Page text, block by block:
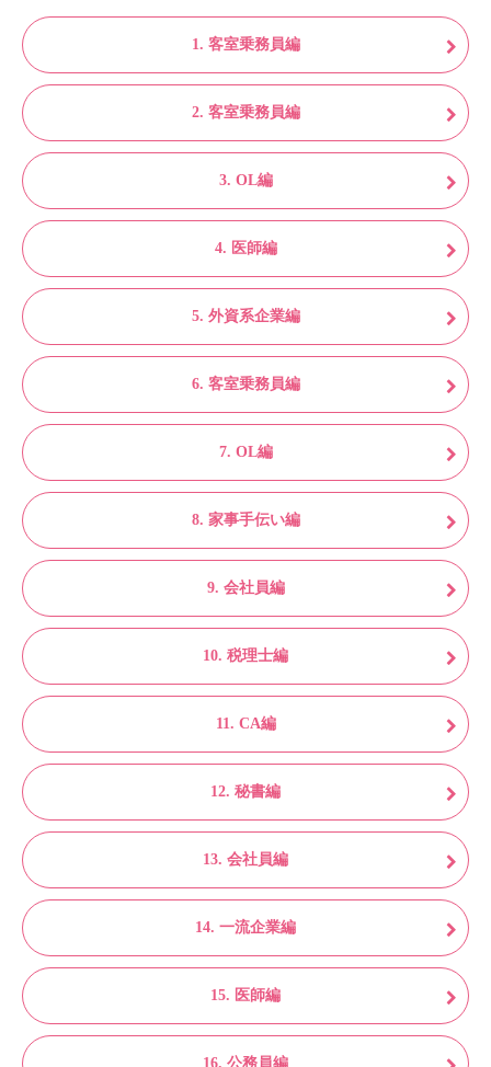
1. 客室乗務員編
2. 客室乗務員編
3. OL編
4. 医師編
5. 外資系企業編
6. 客室乗務員編
7. OL編
8. 家事手伝い編
9. 会社員編
10. 税理士編
11. CA編
12. 秘書編
13. 会社員編
14. 一流企業編
15. 医師編
16. 公務員編